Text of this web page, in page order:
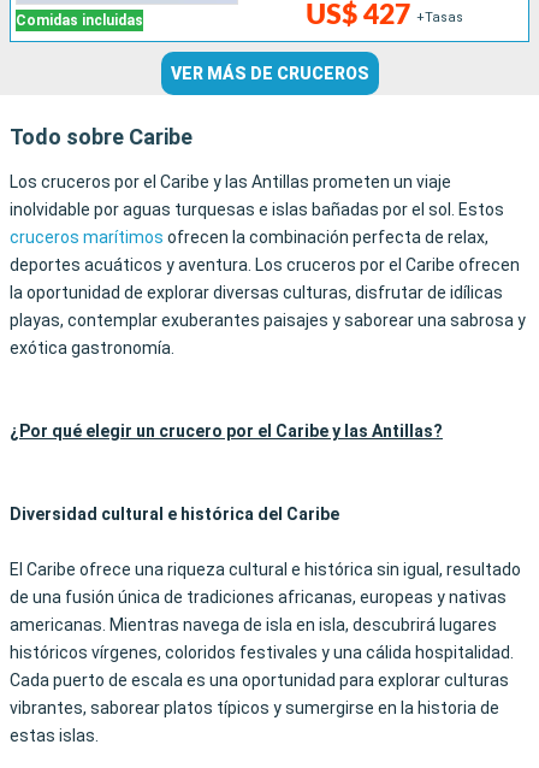
Comidas incluidas US$ 427 +Tasas
VER MÁS DE CRUCEROS
Todo sobre Caribe
Los cruceros por el Caribe y las Antillas prometen un viaje
inolvidable por aguas turquesas e islas bañadas por el sol. Estos
cruceros marítimos ofrecen la combinación perfecta de relax,
deportes acuáticos y aventura. Los cruceros por el Caribe ofrecen
la oportunidad de explorar diversas culturas, disfrutar de idílicas
playas, contemplar exuberantes paisajes y saborear una sabrosa y
exótica gastronomía.
¿Por qué elegir un crucero por el Caribe y las Antillas?
Diversidad cultural e histórica del Caribe
El Caribe ofrece una riqueza cultural e histórica sin igual, resultado
de una fusión única de tradiciones africanas, europeas y nativas
americanas. Mientras navega de isla en isla, descubrirá lugares
históricos vírgenes, coloridos festivales y una cálida hospitalidad.
Cada puerto de escala es una oportunidad para explorar culturas
vibrantes, saborear platos típicos y sumergirse en la historia de
estas islas.